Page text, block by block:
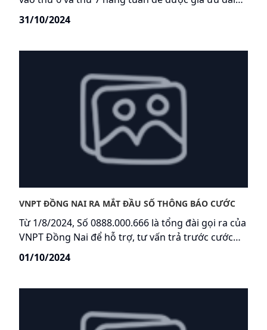
chỉ từ 32.500đ/tháng. Thế giới thể thao sôi động và
31/10/2024
VNPT ĐỒNG NAI RA MẮT ĐẦU SỐ THÔNG BÁO CƯỚC
Từ 1/8/2024, Số 0888.000.666 là tổng đài gọi ra của
VNPT Đồng Nai để hỗ trợ, tư vấn trả trước cước
dịch vụ Internet, MyTV...
01/10/2024